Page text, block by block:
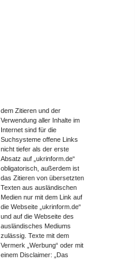
dem Zitieren und der
Verwendung aller Inhalte im
Internet sind für die
Suchsysteme offene Links
nicht tiefer als der erste
Absatz auf „ukrinform.de“
obligatorisch, außerdem ist
das Zitieren von übersetzten
Texten aus ausländischen
Medien nur mit dem Link auf
die Webseite „ukrinform.de“
und auf die Webseite des
ausländisches Mediums
zulässig. Texte mit dem
Vermerk „Werbung“ oder mit
einem Disclaimer: „Das